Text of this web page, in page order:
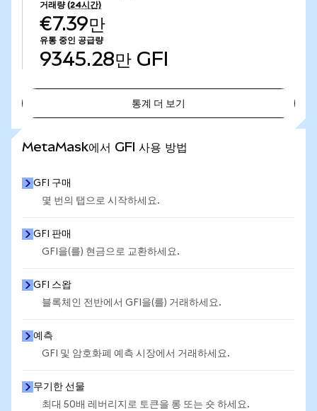
거래량 (24시간)
€7.39만
유통 중인 공급량
9345.28만 GFI
통계 더 보기
MetaMask에서 GFI 사용 방법
GFI 구매
몇 번의 탭으로 시작하세요.
GFI 판매
GFI을(를) 현금으로 교환하세요.
GFI 스왑
블록체인 전반에서 GFI을(를) 거래하세요.
예측
GFI 및 암호화폐 예측 시장에서 거래하세요.
무기한 선물
최대 50배 레버리지로 토큰을 롱 또는 숏 하세요.